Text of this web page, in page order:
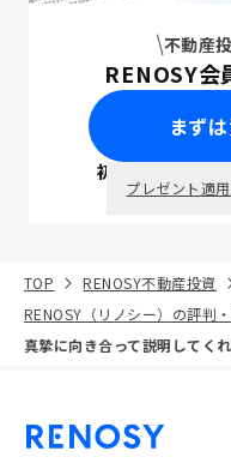
不動産
RENOSY会
まず
初回面談で
プレゼント適
TOP RENOSY不動産投資
RENOSY（リノシー）の評判
真摯に向き合って説明してく